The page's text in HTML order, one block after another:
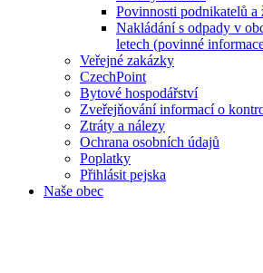
Povinnosti podnikatelů a
Nakládání s odpady v
letech (povinné
Veřejné zakázky
CzechPoint
Bytové hospodářství
Zveřejňování informací o
Ztráty a nálezy
Ochrana osobních údajů
Poplatky
Přihlásit pejska
Naše obec